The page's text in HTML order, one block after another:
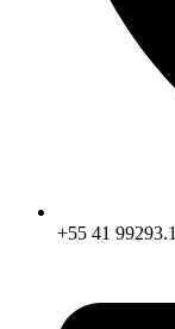
+55 41